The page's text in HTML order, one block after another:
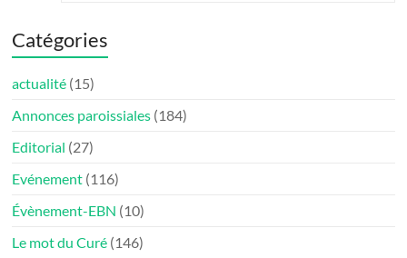
Catégories
actualité (15)
Annonces paroissiales (184)
Editorial (27)
Evénement (116)
Évènement-EBN (10)
Le mot du Curé (146)